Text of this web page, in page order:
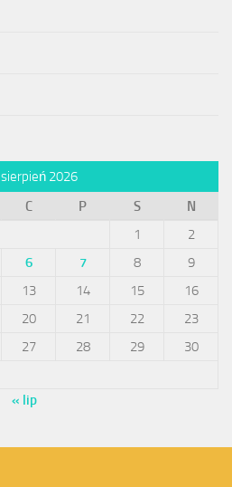
sierpień 2026
C P S
N
1
2
6 7 8
9
13 14 15
16
20 21 22
23
27 28 29
30
« lip